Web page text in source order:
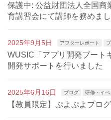
保護中: 公益財団法人全国商
育講習会にて講師を務めま
2025年9月5日 アフターレポート
WUSIC「アプリ開発ブート
開発サポートを行いました
2025年6月16日 ブログ 研修・イベ
【教員限定】ぷよぷよプロ